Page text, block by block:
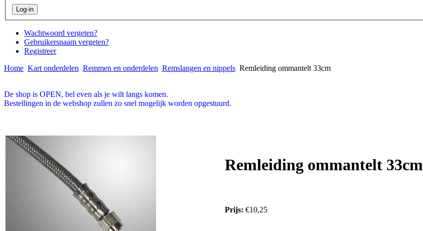
Wachtwoord vergeten?
Gebruikersnaam vergeten?
Registreer
Home Kart onderdelen Remmen en onderdelen Remslangen en nippels Remleiding ommantelt 33cm
De shop is OPEN, bel even als je wilt langs komen.
Bestellingen in de webshop zullen zo snel mogelijk worden opgestuurd.
Remleiding ommantelt 33cm
Prijs: €10,25